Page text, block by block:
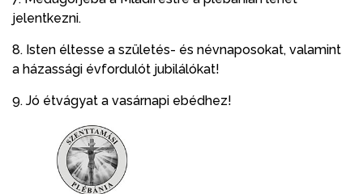
jelentkezni.
8. Isten éltesse a születés- és névnaposokat, valamint
a házassági évfordulót jubilálókat!
9. Jó étvágyat a vasárnapi ebédhez!